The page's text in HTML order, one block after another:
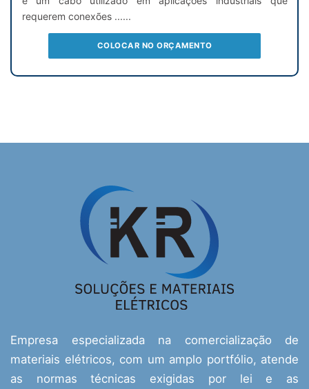
requerem conexões ......
COLOCAR NO ORÇAMENTO
Empresa especializada na comercialização de
materiais elétricos, com um amplo portfólio, atende
as normas técnicas exigidas por lei e as